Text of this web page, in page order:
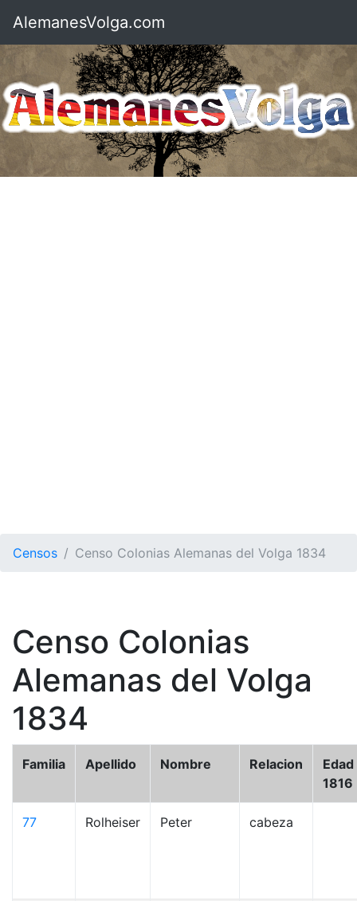
AlemanesVolga.com
Censos Censo Colonias Alemanas del Volga 1834
Censo Colonias
Alemanas del Volga
1834
Familia Apellido Nombre Relacion
Edad
1816
77 Rolheiser Peter cabeza